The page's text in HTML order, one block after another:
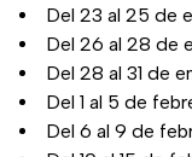
Del 23 al 25 de
Del 26 al 28 de
Del 28 al 31 de
Del 1 al 5 de
Del 6 al 9 de